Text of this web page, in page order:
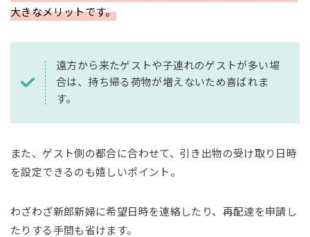
大きなメリットです。
遠方から来たゲストや子連れのゲストが多い場
合は、持ち帰る荷物が増えないため喜ばれま
す。
また、ゲスト側の都合に合わせて、引き出物の受け取り日時
を設定できるのも嬉しいポイント。
わざわざ新郎新婦に希望日時を連絡したり、再配達を申請し
たりする手間も省けます。